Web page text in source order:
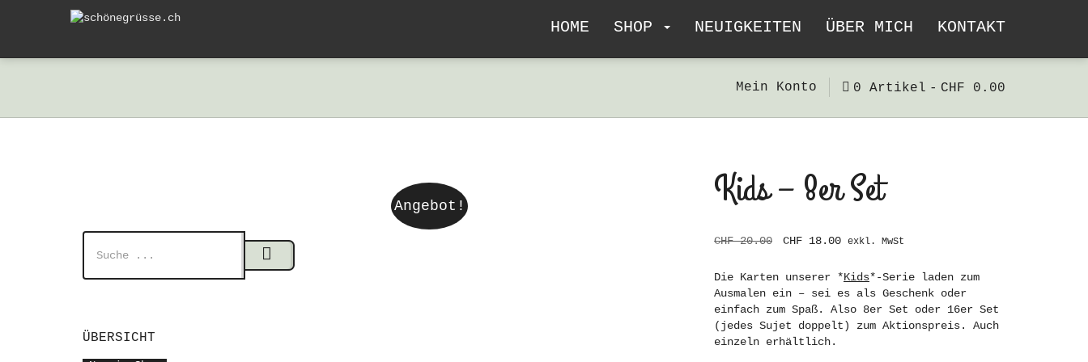
HOME SHOP NEUIGKEITEN ÜBER MICH KONTAKT
Mein Konto 0 Artikel CHF 0.00
Angebot! Kids – 8er Set
CHF20.00 CHF 18.00 exkl. MwSt
Die Karten unserer *Kids*-Serie laden zum
Ausmalen ein – sei es als Geschenk oder
einfach zum Spaß. Also 8er Set oder 16er Set
(jedes Sujet doppelt) zum Aktionspreis. Auch
einzeln erhältlich.
ÜBERSICHT